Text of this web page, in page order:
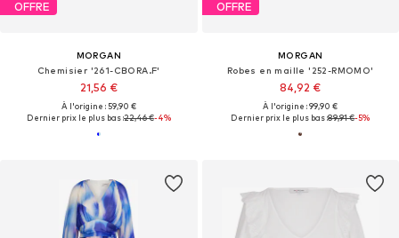
OFFRE
MORGAN
Chemisier '261-CBORA.F'
21,56 €
À l'origine : 59,90 €
Dernier prix le plus bas :22,46 €-4%
OFFRE
MORGAN
Robes en maille '252-RMOMO'
84,92 €
À l'origine : 99,90 €
Dernier prix le plus bas :89,91 €-5%